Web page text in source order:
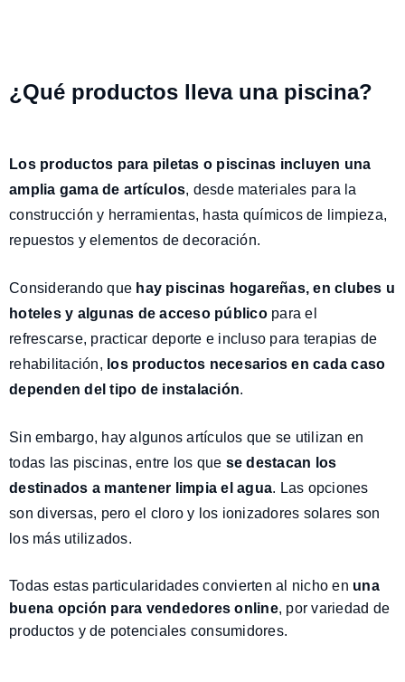
¿Qué productos lleva una piscina?
Los productos para piletas o piscinas incluyen una
amplia gama de artículos, desde materiales para la
construcción y herramientas, hasta químicos de limpieza,
repuestos y elementos de decoración.
Considerando que hay piscinas hogareñas, en clubes u
hoteles y algunas de acceso públicopara el
refrescarse, practicar deporte e incluso para terapias de
rehabilitación, los productos necesarios en cada caso
dependen del tipo de instalación.
Sin embargo, hay algunos artículos que se utilizan en
todas las piscinas, entre los que se destacan los
destinados a mantener limpia el agua. Las opciones
son diversas, pero el cloro y los ionizadores solares son
los más utilizados.
Todas estas particularidades convierten al nicho en una
buena opción para vendedores online, por variedad de
productos y de potenciales consumidores.